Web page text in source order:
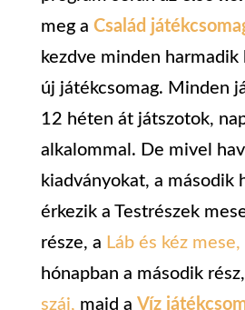
meg a Család
kezdve minden harmadik
új játékcsomag. Minden
12 héten át játszotok,
alkalommal. De mivel
kiadványokat, a második
érkezik a Testrészek
része, a Láb és kéz mese,
hónapban a második
száj, majd a Víz